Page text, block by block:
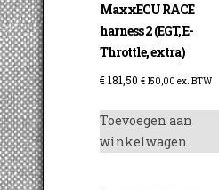
MaxxECU RACE
harness 2 (EGT, E-
Throttle, extra)
€181,50 € 150,00 ex. BTW
Toevoegen aan
winkelwagen